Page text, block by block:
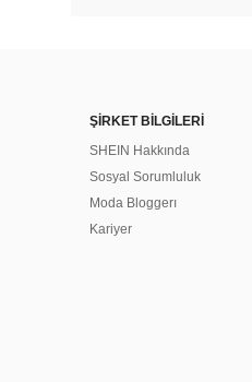
ŞİRKET BİLGİLERİ
SHEIN Hakkında
Sosyal Sorumluluk
Moda Bloggerı
Kariyer